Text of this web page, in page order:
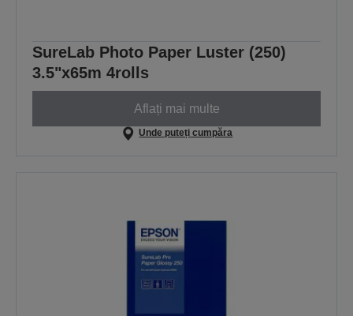
SureLab Photo Paper Luster (250)
3.5"x65m 4rolls
Aflați mai multe
Unde puteți cumpăra